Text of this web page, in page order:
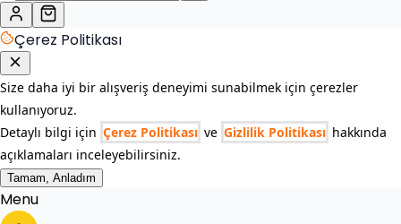
Çerez Politikası
Size daha iyi bir alışveriş deneyimi sunabilmek için çerezler
kullanıyoruz.
Detaylı bilgi için Çerez Politikası ve Gizlilik Politikası hakkında
açıklamaları inceleyebilirsiniz.
Tamam, Anladım
Menu